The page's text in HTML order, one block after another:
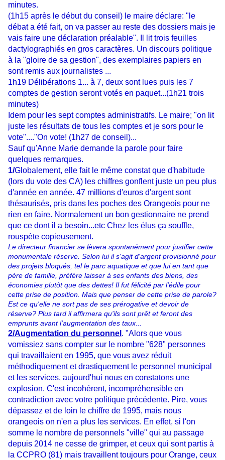
minutes.
(1h15 après le début du conseil) le maire déclare: "le
débat a été fait, on va passer au reste des dossiers mais je
vais faire une déclaration préalable". Il lit trois feuilles
dactylographiés en gros caractères. Un discours politique
à la "gloire de sa gestion", des exemplaires papiers en
sont remis aux journalistes ...
1h19 Délibérations 1... à 7, deux sont lues puis les 7
comptes de gestion seront votés en paquet...(1h21 trois
minutes)
Idem pour les sept comptes administratifs. Le maire; "on lit
juste les résultats de tous les comptes et je sors pour le
vote"...."On vote! (1h27 de conseil)...
Sauf qu'Anne Marie demande la parole pour faire
quelques remarques.
1/Globalement, elle fait le même constat que d'habitude
(lors du vote des CA) les chiffres gonflent juste un peu plus
d'année en année. 47 millions d'euros d'argent sont
thésaurisés, pris dans les poches des Orangeois pour ne
rien en faire. Normalement un bon gestionnaire ne prend
que ce dont il a besoin...etc Chez les élus ça souffle,
rouspète copieusement.
Le directeur financier se lèvera spontanément pour justifier cette
monumentale réserve. Selon lui il s'agit d'argent provisionné pour
des projets bloqués, tel le parc aquatique et que lui en tant que
père de famille, préfère laisser à ses enfants des biens, des
économies plutôt que des dettes! Il fut félicité par l'édile pour
cette prise de position. Mais que penser de cette prise de parole?
Est ce qu'elle ne sort pas de ses prérogative et devoir de
réserve? Plus tard il affirmera qu'ils sont prêt et feront des
emprunts avant l'augmentation des taux...
2/Augmentation du personnel . "Alors que vous
vomissiez sans compter sur le nombre "628" personnes
qui travaillaient en 1995, que vous avez réduit
méthodiquement et drastiquement le personnel municipal
et les services, aujourd'hui nous en constatons une
explosion. C'est incohérent, incompréhensible en
contradiction avec votre politique précédente. Pire, vous
dépassez et de loin le chiffre de 1995, mais nous
orangeois on n'en a plus les services. En effet, si l'on
somme le nombre de personnels "ville" qui au passage
depuis 2014 ne cesse de grimper, et ceux qui sont partis à
la CCPRO (81) mais travaillent toujours pour Orange, ceux